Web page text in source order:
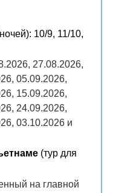
10/9, 11/10,
27.08.2026,
05.09.2026,
15.09.2026,
24.09.2026,
03.10.2026 и
(тур для
на главной